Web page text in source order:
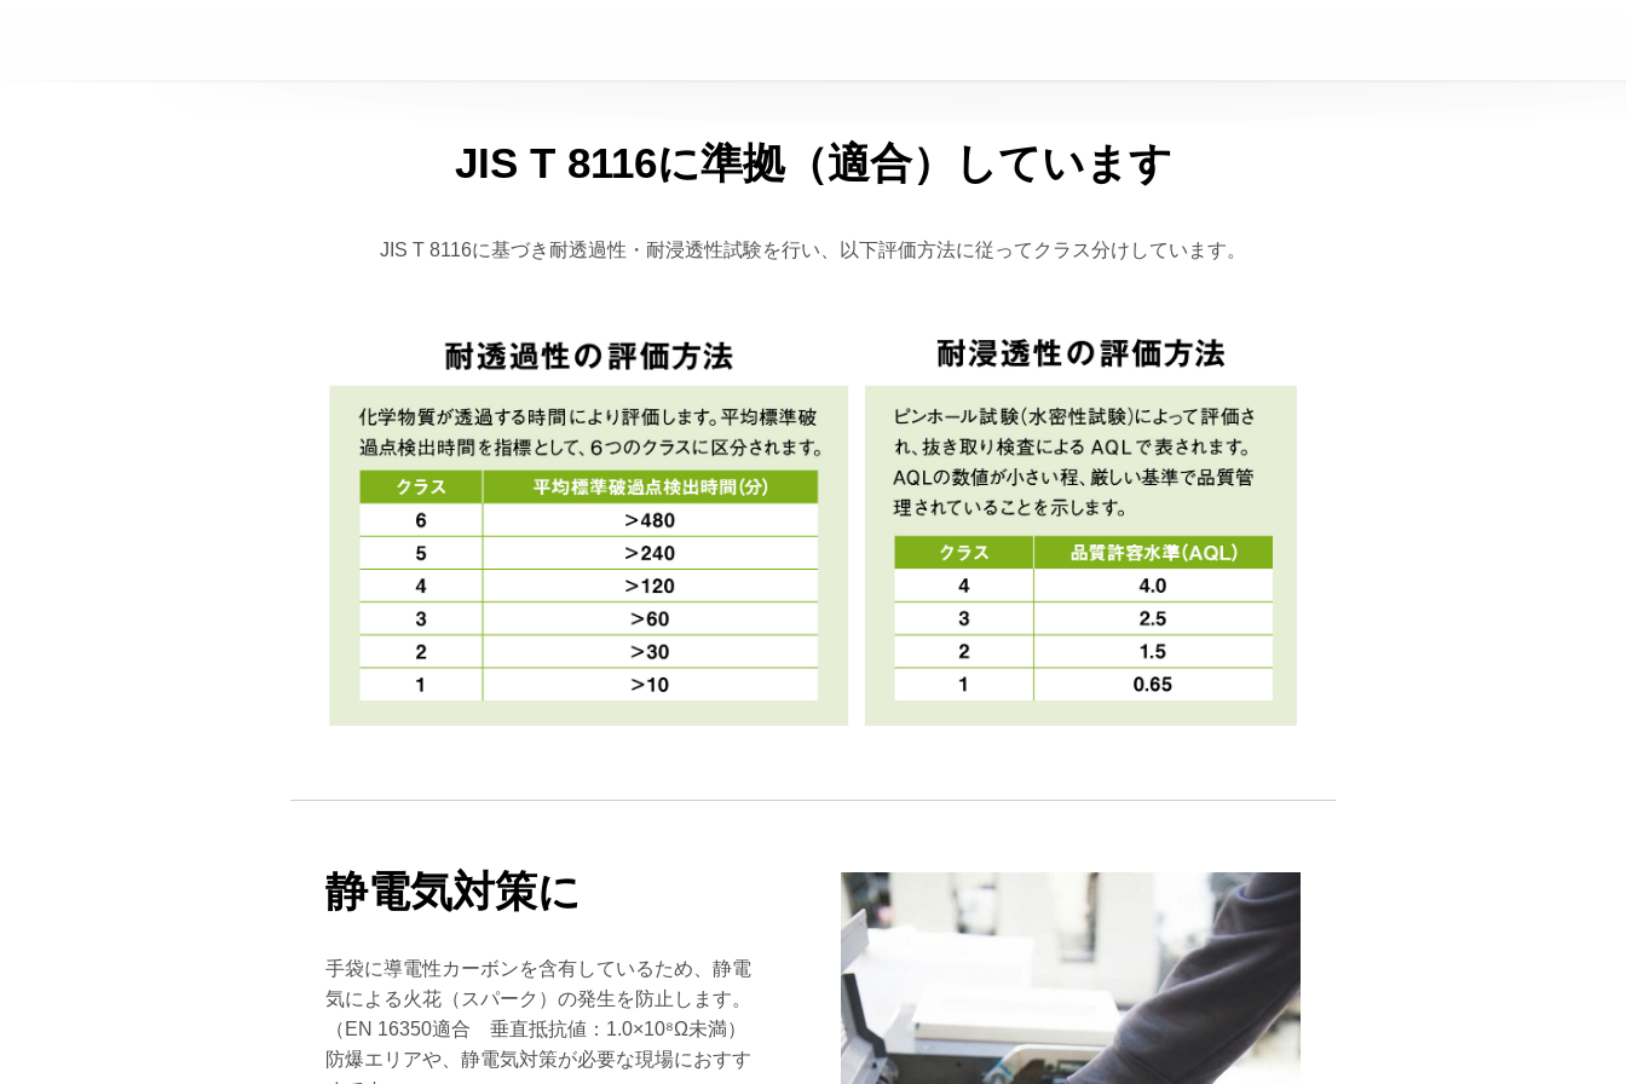
JIS T 8116に準拠（適合）しています
JIS T 8116に基づき耐透過性・耐浸透性試験を行い、以下評価方法に従ってクラス分けしています。
静電気対策に
手袋に導電性カーボンを含有しているため、静電
気による火花（スパーク）の発生を防止します。
（EN 16350適合 垂直抵抗値：1.0×10⁸Ω未満）
防爆エリアや、静電気対策が必要な現場におすす